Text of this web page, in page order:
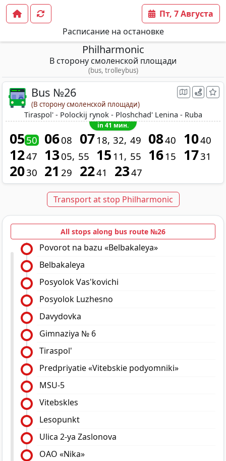
Расписание на остановке
Пт, 7 Августа
Philharmonic
В сторону смоленской площади
(bus, trolleybus)
Bus №26
(В сторону смоленской площади)
Tiraspol' - Polockij rynok - Ploshchad' Lenina - Ruba
in 41 мин.
05 50 0608 07 18 32 49 0840 1040
1247 1305 55 15 11 55 16 15 1731
2030 21 29 2241 2347
Transport at stop Philharmonic
All stops along bus route №26
Povorot na bazu «Belbakaleya»
Belbakaleya
Posyolok Vas'kovichi
Posyolok Luzhesno
Davydovka
Gimnaziya № 6
Tiraspol'
Predpriyatie «Vitebskie podyomniki»
MSU-5
Vitebskles
Lesopunkt
Ulica 2-ya Zaslonova
OAO «Nika»